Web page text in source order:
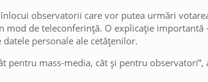
observatorii care vor putea urmări
mod de teleconferință. O explicație
personale ale cetățenilor.
pentru mass-media, cât și pentru observatori”,